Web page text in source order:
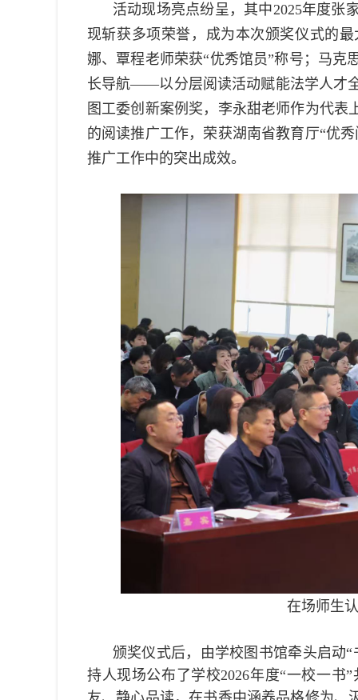
活动现场亮点纷呈，其中2025年度张
现斩获多项荣誉，成为本次颁奖仪式的
娜、覃程老师荣获“优秀馆员”称号；马克
长导航——以分层阅读活动赋能法学人才
图工委创新案例奖，李永甜老师作为代表
的阅读推广工作，荣获湖南省教育厅“优
推广工作中的突出成效。
在场师生
颁奖仪式后，由学校图书馆牵头启动
持人现场公布了学校2026年度“一校一